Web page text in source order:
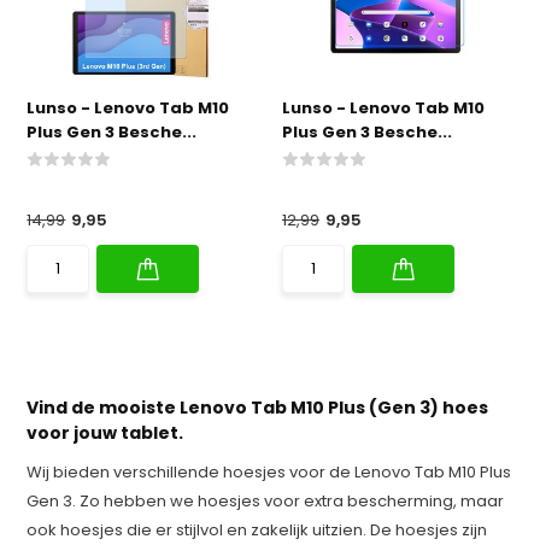
Lunso - Lenovo Tab M10
Plus Gen 3 Besche...
14,99 9,95
Lunso - Lenovo Tab M10
Plus Gen 3 Besche...
12,99 9,95
Vind de mooiste Lenovo Tab M10 Plus (Gen 3) hoes
voor jouw tablet.
Wij bieden verschillende hoesjes voor de Lenovo Tab M10 Plus
Gen 3. Zo hebben we hoesjes voor extra bescherming, maar
ook hoesjes die er stijlvol en zakelijk uitzien. De hoesjes zijn